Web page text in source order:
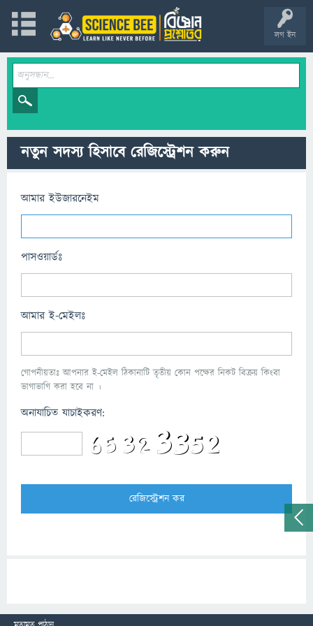
লগ ইন
নতুন সদস্য হিসাবে রেজিস্ট্রেশন করুন
আমার ইউজারনেইম
পাসওয়ার্ডঃ
আমার ই-মেইলঃ
গোপনীয়তাঃ আপনার ই-মেইল ঠিকানাটি তৃতীয় কোন পক্ষের নিকট বিক্রয় কিংবা
ভাগাভাগি করা হবে না ।
অনাযাচিত যাচাইকরণ: